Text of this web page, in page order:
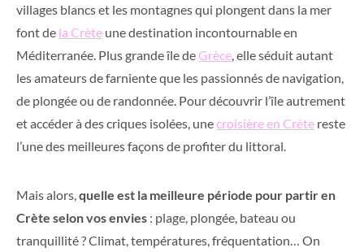
villages blancs et les montagnes qui plongent dans la mer
font de la Crète une destination incontournable en
Méditerranée. Plus grande île deGrèce , elle séduit autant
les amateurs de farniente que les passionnés de navigation,
de plongée ou de randonnée. Pour découvrir l’île autrement
et accéder à des criques isolées, unecroisière en Crète reste
l’une des meilleures façons de profiter du littoral.
Mais alors, quelle est la meilleure période pour partir en
Crète selon vos envies : plage, plongée, bateau ou
tranquillité ? Climat, températures, fréquentation… On